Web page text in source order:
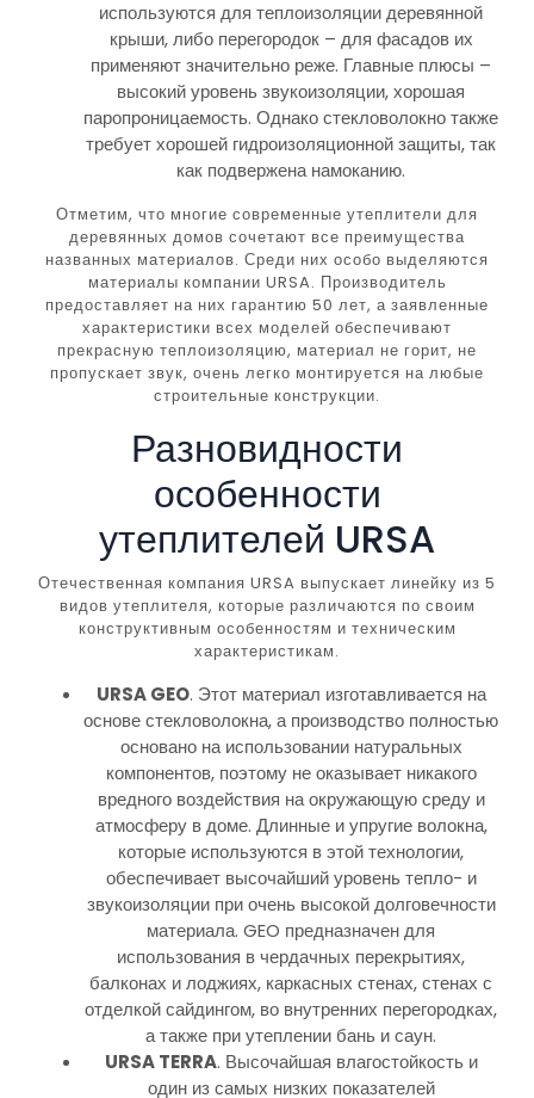
используются для теплоизоляции деревянной
крыши, либо перегородок – для фасадов их
применяют значительно реже. Главные плюсы –
высокий уровень звукоизоляции, хорошая
паропроницаемость. Однако стекловолокно также
требует хорошей гидроизоляционной защиты, так
как подвержена намоканию.
Отметим, что многие современные утеплители для
деревянных домов сочетают все преимущества
названных материалов. Среди них особо выделяются
материалы компании URSA. Производитель
предоставляет на них гарантию 50 лет, а заявленные
характеристики всех моделей обеспечивают
прекрасную теплоизоляцию, материал не горит, не
пропускает звук, очень легко монтируется на любые
строительные конструкции.
Разновидности
особенности
утеплителей URSA
Отечественная компания URSA выпускает линейку из 5
видов утеплителя, которые различаются по своим
конструктивным особенностям и техническим
характеристикам.
URSAGEO. Этот материал изготавливается на
основе стекловолокна, а производство полностью
основано на использовании натуральных
компонентов, поэтому не оказывает никакого
вредного воздействия на окружающую среду и
атмосферу в доме. Длинные и упругие волокна,
которые используются в этой технологии,
обеспечивает высочайший уровень тепло- и
звукоизоляции при очень высокой долговечности
материала. GEO предназначен для
использования в чердачных перекрытиях,
балконах и лоджиях, каркасных стенах, стенах с
отделкой сайдингом, во внутренних перегородках,
а также при утеплении бань и саун.
URSATERRA. Высочайшая влагостойкость и
один из самых низких показателей